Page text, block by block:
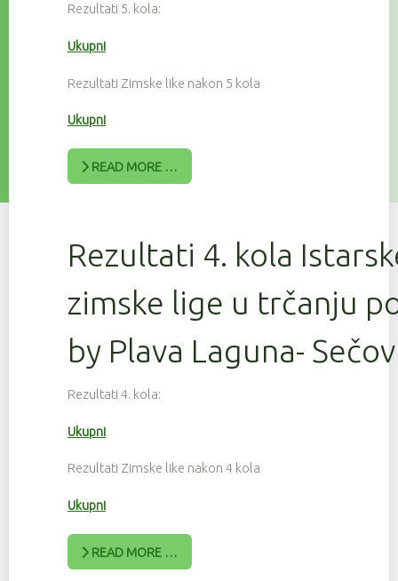
Rezultati 5. kola:
Ukupni
Rezultati Zimske like nakon 5 kola
Ukupni
READ MORE …
Rezultati 4. kola
zimske lige u trčanju
by Plava Laguna-
Rezultati 4. kola:
Ukupni
Rezultati Zimske like nakon 4 kola
Ukupni
READ MORE …